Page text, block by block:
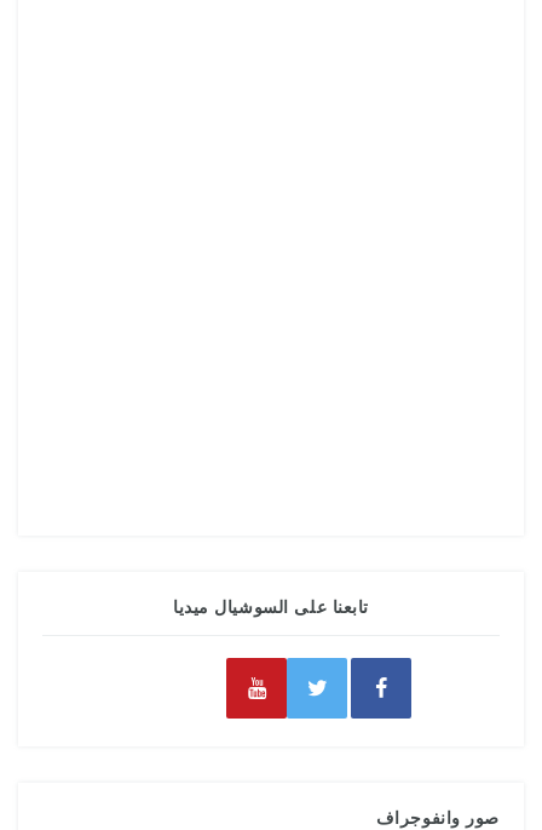
تابعنا على السوشيال ميديا
صور وانفوجراف